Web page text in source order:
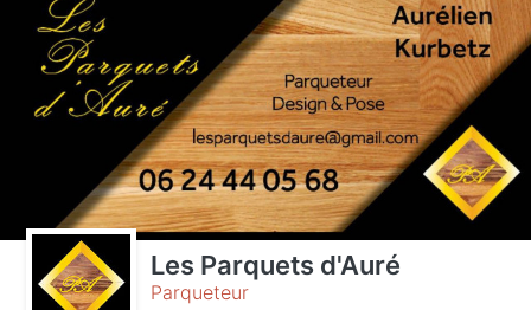
Les Parquets d'Auré
Parqueteur